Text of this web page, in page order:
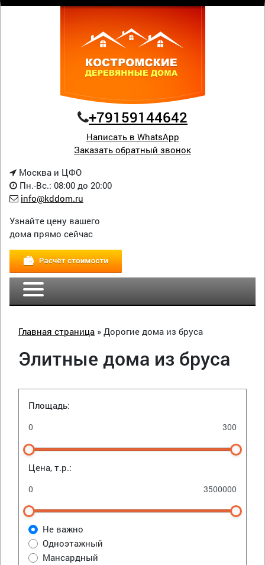
+79159144642
Написать в WhatsApp
Заказать обратный звонок
Москва и ЦФО
Пн.-Вс.: 08:00 до 20:00
info@kddom.ru
Узнайте цену вашего
дома прямо сейчас
Главная страница » Дорогие дома из бруса
Элитные дома из бруса
Площадь:
Цена, т.р.:
Не важно
Одноэтажный
Мансардный